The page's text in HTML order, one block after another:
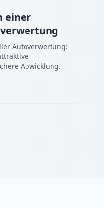
einer
Autoverwertung:
Abwicklung.